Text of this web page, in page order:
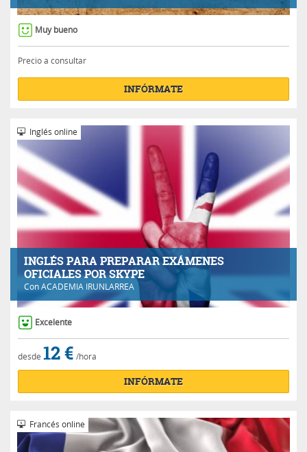
Muy bueno
Precio a consultar
INFÓRMATE
INGLÉS PARA PREPARAR EXÁMENES
OFICIALES POR SKYPE
ConACADEMIA IRUNLARREA
Inglés online
Excelente
desde 12 € /hora
INFÓRMATE
Francés online